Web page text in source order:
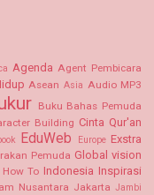
Agenda Agent Pembicara
Asean Asia Audio MP3
Buku Bahas Pemuda
Building Cinta Qur'an
EduWeb Europe Exstra
Pemuda Global vision
How To Indonesia Inspirasi
Nusantara Jakarta Jambi